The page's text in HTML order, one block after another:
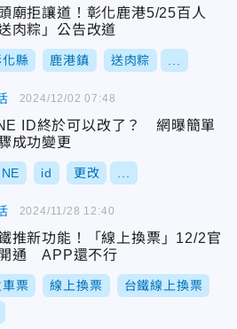
廟拒讓道！彰化鹿港5/25百人
送肉粽」公告改道
化縣 鹿港鎮 送肉粽
ID終於可以改了？ 網曝簡單
成功變更
id 更改
2024/12/02 07:48
推新功能！「線上換票」12/2官
通 APP還不行
車票 線上換票 台鐵線上換票
2024/11/28 12:40